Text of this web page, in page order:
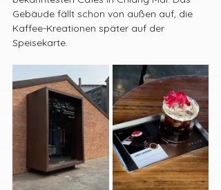
Gebäude fällt schon von außen auf, die
Kaffee-Kreationen später auf der
Speisekarte.